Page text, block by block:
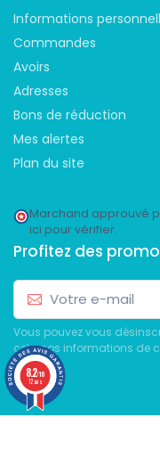
Informations
Commandes
Avoirs
Adresses
Bons de réduction
Mes alertes
Plan du site
Marchand approuvé
ici pour vérifier.
Profitez des
Vous pouvez vous
cela nos informations de
du site.
8.2/10
12 avis